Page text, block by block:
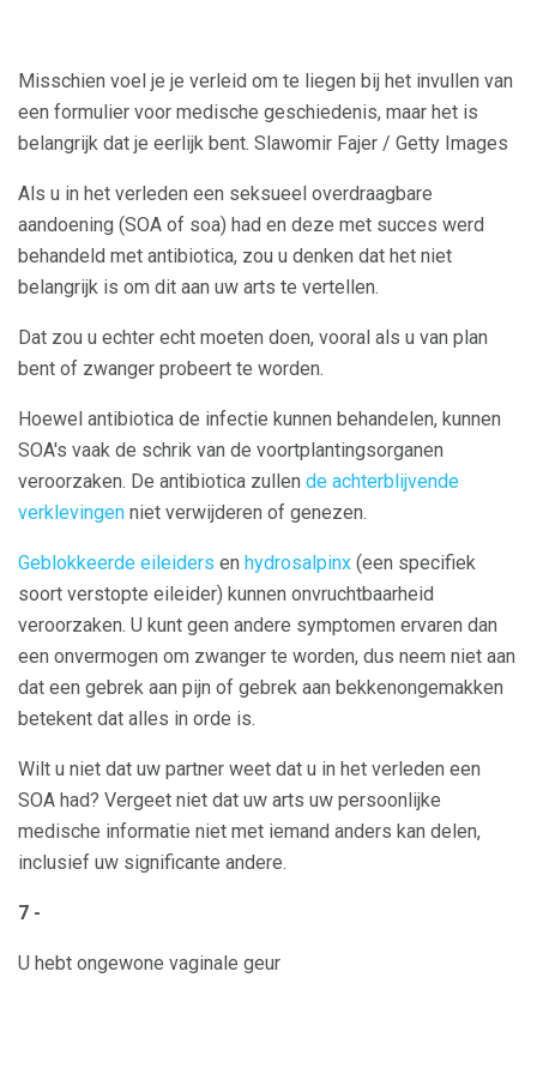
Misschien voel je je verleid om te liegen bij het invullen van
een formulier voor medische geschiedenis, maar het is
belangrijk dat je eerlijk bent. Slawomir Fajer / Getty Images
Als u in het verleden een seksueel overdraagbare
aandoening (SOA of soa) had en deze met succes werd
behandeld met antibiotica, zou u denken dat het niet
belangrijk is om dit aan uw arts te vertellen.
Dat zou u echter echt moeten doen, vooral als u van plan
bent of zwanger probeert te worden.
Hoewel antibiotica de infectie kunnen behandelen, kunnen
SOA's vaak de schrik van de voortplantingsorganen
veroorzaken. De antibiotica zullen de achterblijvende
verklevingen niet verwijderen of genezen.
Geblokkeerde eileiders en hydrosalpinx (een specifiek
soort verstopte eileider) kunnen onvruchtbaarheid
veroorzaken. U kunt geen andere symptomen ervaren dan
een onvermogen om zwanger te worden, dus neem niet aan
dat een gebrek aan pijn of gebrek aan bekkenongemakken
betekent dat alles in orde is.
Wilt u niet dat uw partner weet dat u in het verleden een
SOA had? Vergeet niet dat uw arts uw persoonlijke
medische informatie niet met iemand anders kan delen,
inclusief uw significante andere.
7 -
U hebt ongewone vaginale geur